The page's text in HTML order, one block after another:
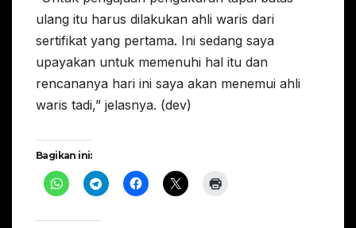
ulang itu harus dilakukan ahli waris dari
sertifikat yang pertama. Ini sedang saya
upayakan untuk memenuhi hal itu dan
rencananya hari ini saya akan menemui ahli
waris tadi,” jelasnya. (dev)
Bagikan ini: